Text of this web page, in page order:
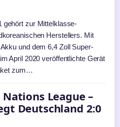
gehört zur Mittelklasse-
Herstellers. Mit
und dem 6,4 Zoll Super-
April 2020 veröffentlichte Gerät
zum…
League –
Deutschland 2:0